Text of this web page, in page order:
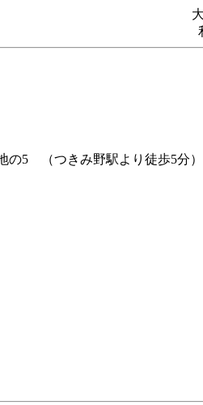
の5 （つきみ野駅より徒歩5分）